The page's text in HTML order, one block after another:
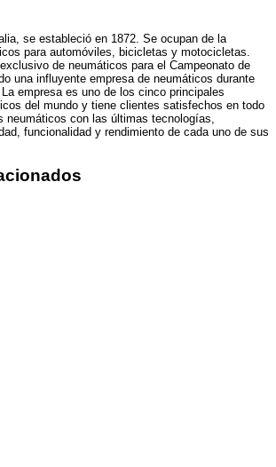
se estableció en 1872. Se ocupan de la
para automóviles, bicicletas y motocicletas.
de neumáticos para el Campeonato de
una influyente empresa de neumáticos durante
empresa es uno de los cinco principales
del mundo y tiene clientes satisfechos en todo
neumáticos con las últimas tecnologías,
funcionalidad y rendimiento de cada uno de sus